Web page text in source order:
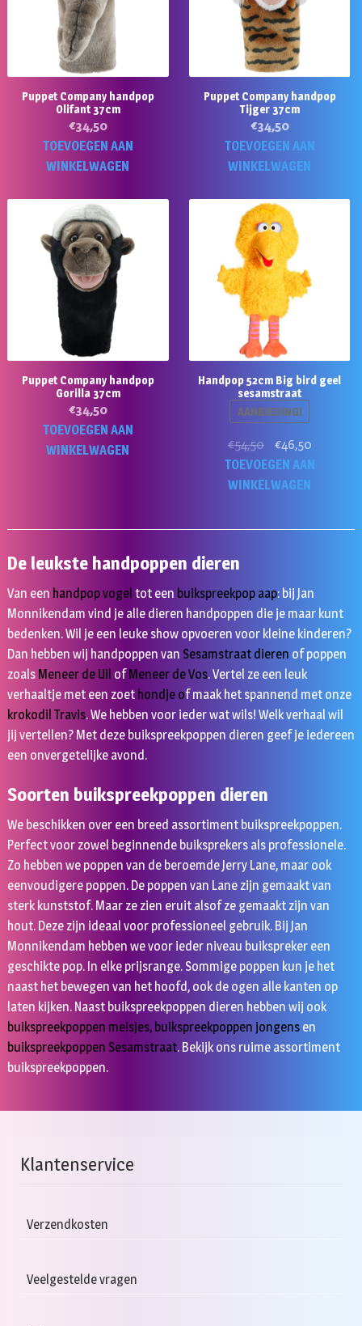
Puppet Company handpop
Olifant 37cm
€34,50
TOEVOEGEN AAN
WINKELWAGEN
Puppet Company handpop
Tijger 37cm
€34,50
TOEVOEGEN AAN
WINKELWAGEN
Puppet Company handpop
Gorilla 37cm
€34,50
TOEVOEGEN AAN
WINKELWAGEN
Handpop 52cm Big bird geel
sesamstraat
AANBIEDING!
€54,50
Oorspronkelijke
prijs
was:
€46,50Huidige
prijs
TOEVOEGEN AAN
WINKELWAGEN
De leukste handpoppen dieren
Van een handpop vogel tot een buikspreekpop aap: bij Jan
Monnikendam vind je alle dieren handpoppen die je maar kunt
bedenken. Wil je een leuke show opvoeren voor kleine kinderen?
Dan hebben wij handpoppen van Sesamstraat dieren of poppen
zoals Meneer de Uil ofMeneer de Vos. Vertel ze een leuk
verhaaltje met een zoet hondjeof maak het spannend met onze
krokodil Travis. We hebben voor ieder wat wils! Welk verhaal wil
jij vertellen? Met deze buikspreekpoppen dieren geef je iedereen
een onvergetelijke avond.
Soorten buikspreekpoppen dieren
We beschikken over een breed assortiment buikspreekpoppen.
Perfect voor zowel beginnende buiksprekers als professionele.
Zo hebben we poppen van de beroemde Jerry Lane, maar ook
eenvoudigere poppen. De poppen van Lane zijn gemaakt van
sterk kunststof. Maar ze zien eruit alsof ze gemaakt zijn van
hout. Deze zijn ideaal voor professioneel gebruik. Bij Jan
Monnikendam hebben we voor ieder niveau buikspreker een
geschikte pop. In elke prijsrange. Sommige poppen kun je het
naast het bewegen van het hoofd, ook de ogen alle kanten op
laten kijken. Naast buikspreekpoppen dieren hebben wij ook
buikspreekpoppen meisjes, buikspreekpoppen jongensen
buikspreekpoppen Sesamstraat. Bekijk ons ruime assortiment
buikspreekpoppen.
Klantenservice
Verzendkosten
Veelgestelde vragen